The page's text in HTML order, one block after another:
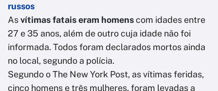
russos
Asvítimas fatais eram homenscom idades entre
27 e 35 anos, além de outro cuja idade não foi
informada. Todos foram declarados mortos ainda
no local, segundo a polícia.
Segundo o The New York Post, as vítimas feridas,
cinco homens e três mulheres, foram levadas a